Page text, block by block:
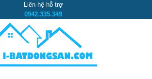
Liên hệ hỗ trợ
0942.335.349